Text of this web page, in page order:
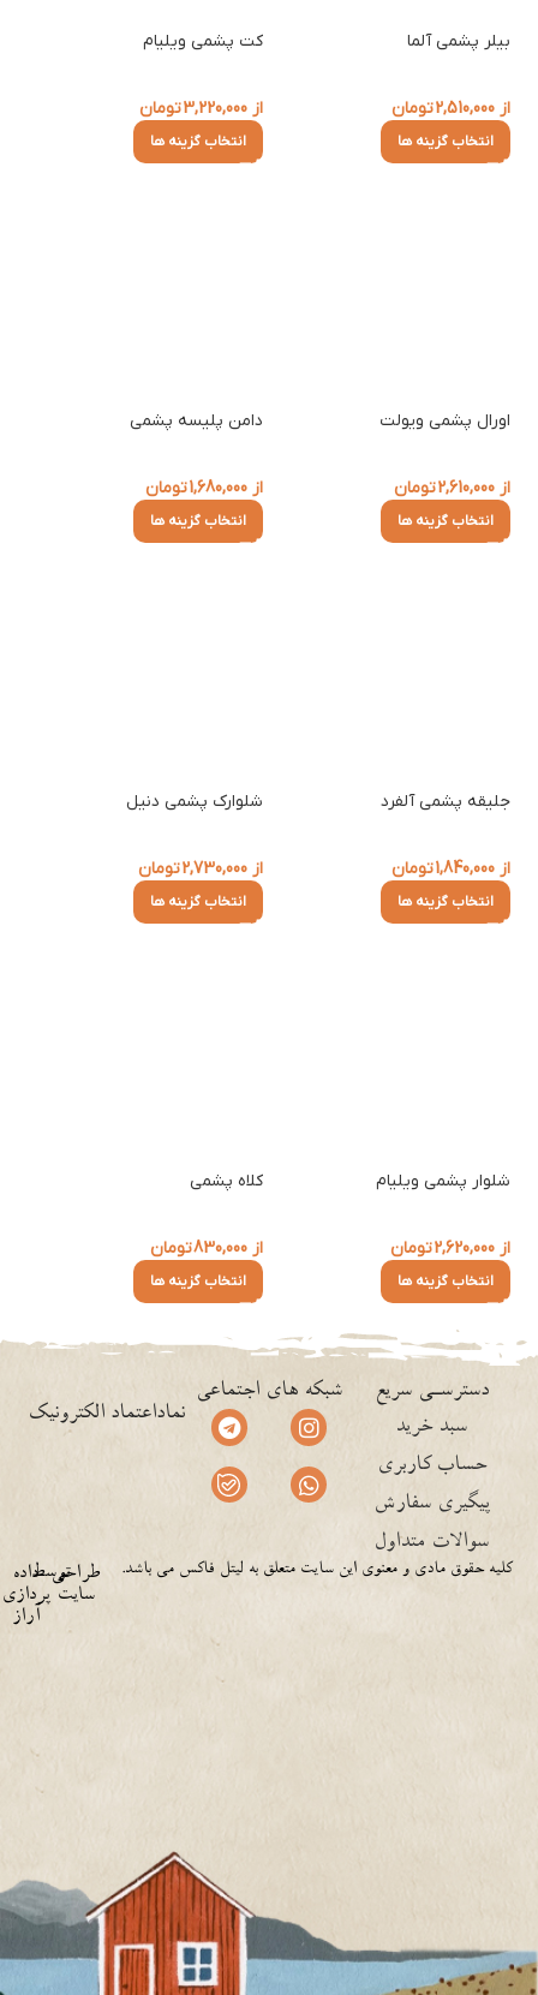
بیلر پشمی آلما
از2,510,000تومان
انتخاب گزینه ها
کت پشمی ویلیام
از 3,220,000تومان
انتخاب گزینه ها
اورال پشمی ویولت
از2,610,000تومان
انتخاب گزینه ها
دامن پلیسه پشمی
از 1,680,000تومان
انتخاب گزینه ها
جلیقه پشمی آلفرد
از1,840,000تومان
انتخاب گزینه ها
شلوارک پشمی دنیل
از 2,730,000تومان
انتخاب گزینه ها
شلوار پشمی ویلیام
از2,620,000تومان
انتخاب گزینه ها
کلاه پشمی
از 830,000تومان
انتخاب گزینه ها
دسترسـی سریع
سبد خرید
حساب کاربری
پیگیری سفارش
سوالات متداول
شبکه های اجتماعی
نماداعتماد الکترونیک
داده
پردازی
آراز
توسططراحی
سایت
کلیه حقوق مادی و معنوی این سایت متعلق به لیتل فاکس می باشد.